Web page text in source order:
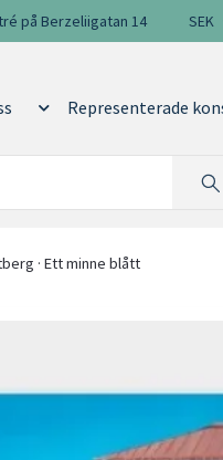
på Berzeliigatan 14 SEK
Representerade
· Ett minne blått